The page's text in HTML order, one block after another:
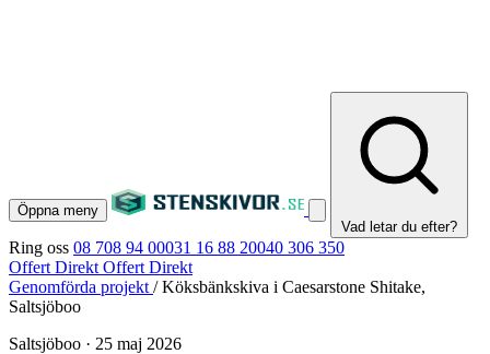
Öppna meny
Vad letar du efter?
Ring oss 08 708 94 00031 16 88 20040 306 350
Offert Direkt Offert Direkt
Genomförda projekt / Köksbänkskiva i Caesarstone Shitake,
Saltsjöboo
Saltsjöboo · 25 maj 2026